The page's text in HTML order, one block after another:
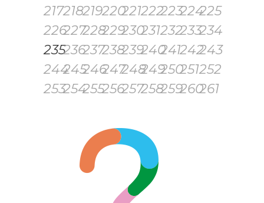
217218219220221222223224225
226227228229230231232233234
235236237238239240241242243
244245246247248249250251252
253254255256257258259260261